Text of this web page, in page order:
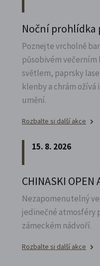
Noční prohlídka
Poznejte vrcholně
působivém večerním
světlem, paprsky
klenby a chrám ožívá
umění.
Rozbalte si další akce
15. 8. 2026
CHINASKI OPEN
Nezapomenutelný
jedinečné atmosféry
zámeckém nádvoří.
Rozbalte si další akce